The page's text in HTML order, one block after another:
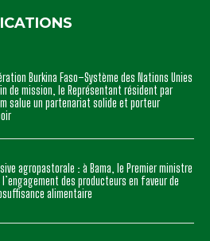
Burkina Faso–Système des Nations Unies
de mission, le Représentant résident par
salue un partenariat solide et porteur
agropastorale : à Bama, le Premier ministre
l’engagement des producteurs en faveur de
alimentaire